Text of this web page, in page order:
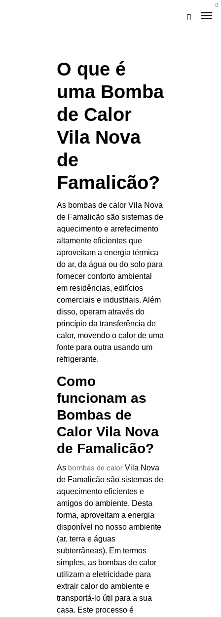
O que é
uma Bomba
de Calor
Vila Nova
de
Famalicão?
As bombas de calor Vila Nova
de Famalicão são sistemas de
aquecimento e arrefecimento
altamente eficientes que
aproveitam a energia térmica
do ar, da água ou do solo para
fornecer conforto ambiental
em residências, edifícios
comerciais e industriais. Além
disso, operam através do
princípio da transferência de
calor, movendo o calor de uma
fonte para outra usando um
refrigerante.
Como
funcionam as
Bombas de
Calor Vila Nova
de Famalicão?
As bombas de calor Vila Nova
de Famalicão são sistemas de
aquecimento eficientes e
amigos do ambiente. Desta
forma, aproveitam a energia
disponível no nosso ambiente
(ar, terra e águas
subterrâneas). Em termos
simples, as bombas de calor
utilizam a eletricidade para
extrair calor do ambiente e
transportá-lo útil para a sua
casa. Este processo é